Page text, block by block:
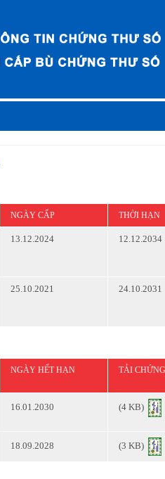
NGÀY CẤP THỜI HẠN
13.12.2024 12.12.2034
25.10.2021 24.10.2031
NGÀY HẾT HẠN TẢI
16.01.2030 (4 KB)
18.09.2028 (3 KB)